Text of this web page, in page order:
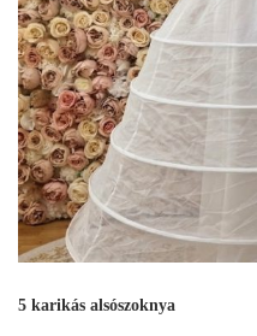
5 karikás alsószoknya